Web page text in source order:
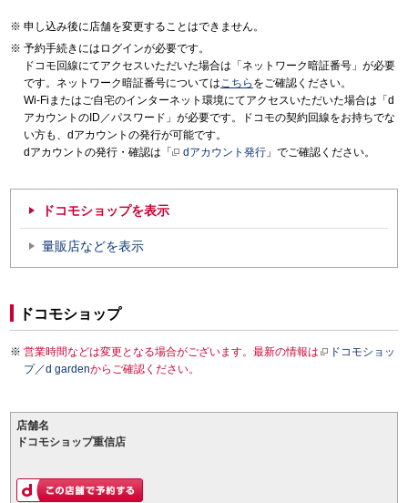
申し込み後に店舗を変更することはできません。
予約手続きにはログインが必要です。
ドコモ回線にてアクセスいただいた場合は「ネットワーク暗証番号」が必要
です。ネットワーク暗証番号についてはこちら をご確認ください。
Wi-Fiまたはご自宅のインターネット環境にてアクセスいただいた場合は「d
アカウントのID／パスワード」が必要です。ドコモの契約回線をお持ちでな
い方も、dアカウントの発行が可能です。
dアカウントの発行・確認は「
dアカウント発行 」でご確認ください。
ドコモショップを表示
量販店などを表示
ドコモショップ
営業時間などは変更となる場合がございます。最新の情報は
ドコモショッ
プ／d gardenからご確認ください。
店舗名
ドコモショップ重信店